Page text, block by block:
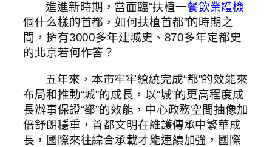
進進新時期，當面臨“扶植一餐飲業體檢
個什么樣的首都，如何扶植首都”的時期之
問，擁有3000多年建城史、870多年定都史
的北京若何作答？
五年來，本市牢牢繚繞完成“都”的效能來
布局和推動“城”的成長，以“城”的更高程度成
長辦事保證“都”的效能，中心政務空間抽像加
倍舒朗穩重，首都文明在維護傳承中繁華成
長，國際來往綜合承載才能連續加強，國際